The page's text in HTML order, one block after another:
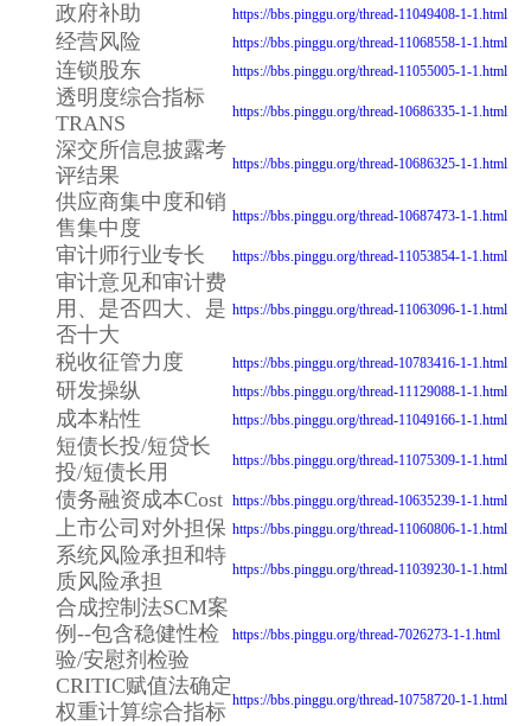
政府补助 https://bbs.pinggu.org/thread-11049408-1-1.html
经营风险 https://bbs.pinggu.org/thread-11068558-1-1.html
连锁股东 https://bbs.pinggu.org/thread-11055005-1-1.html
透明度综合指标
TRANS
https://bbs.pinggu.org/thread-10686335-1-1.html
深交所信息披露考
评结果
https://bbs.pinggu.org/thread-10686325-1-1.html
供应商集中度和销
售集中度
https://bbs.pinggu.org/thread-10687473-1-1.html
审计师行业专长 https://bbs.pinggu.org/thread-11053854-1-1.html
审计意见和审计费
用、是否四大、是
否十大
https://bbs.pinggu.org/thread-11063096-1-1.html
税收征管力度 https://bbs.pinggu.org/thread-10783416-1-1.html
研发操纵 https://bbs.pinggu.org/thread-11129088-1-1.html
成本粘性 https://bbs.pinggu.org/thread-11049166-1-1.html
短债长投/短贷长
投/短债长用
https://bbs.pinggu.org/thread-11075309-1-1.html
债务融资成本Cost https://bbs.pinggu.org/thread-10635239-1-1.html
上市公司对外担保 https://bbs.pinggu.org/thread-11060806-1-1.html
系统风险承担和特
质风险承担
https://bbs.pinggu.org/thread-11039230-1-1.html
合成控制法SCM案
例--包含稳健性检
验/安慰剂检验
https://bbs.pinggu.org/thread-7026273-1-1.html
CRITIC赋值法确定
权重计算综合指标 https://bbs.pinggu.org/thread-10758720-1-1.html